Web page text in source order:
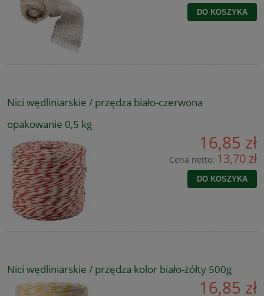
DO KOSZYKA
Nici wędliniarskie / przędza biało-czerwona
opakowanie 0,5 kg
16,85 zł
Cena netto: 13,70 zł
DO KOSZYKA
Nici wędliniarskie / przędza kolor biało-żółty 500g
16,85 zł